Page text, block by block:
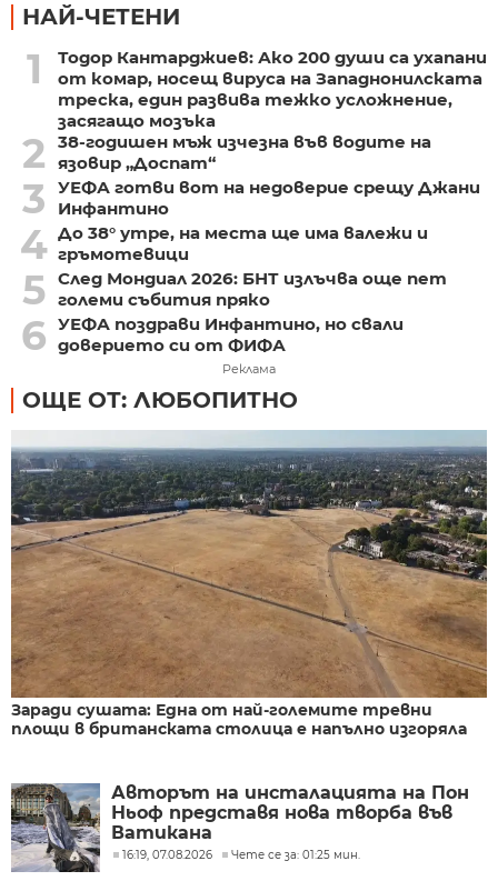
НАЙ-ЧЕТЕНИ
1
Тодор Кантарджиев: Ако 200 души са ухапани
от комар, носещ вируса на Западнонилската
треска, един развива тежко усложнение,
засягащо мозъка
2
38-годишен мъж изчезна във водите на
язовир „Доспат“
3
УЕФА готви вот на недоверие срещу Джани
Инфантино
4 До 38° утре, на места ще има валежи и
гръмотевици
5 След Мондиал 2026: БНТ излъчва още пет
големи събития пряко
6 УЕФА поздрави Инфантино, но свали
доверието си от ФИФА
Реклама
ОЩЕ ОТ: ЛЮБОПИТНО
Заради сушата: Една от най-големите тревни
площи в британската столица е напълно изгоряла
Авторът на инсталацията на Пон
Ньоф представя нова творба във
Ватикана
16:19, 07.08.2026 Чете се за: 01:25 мин.